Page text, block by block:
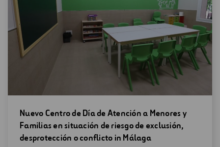
Abrir
una
nueva
Nuevo Centro de Día de Atención a Menores y
Familias en situación de riesgo de exclusión,
desprotección o conflicto in Málaga